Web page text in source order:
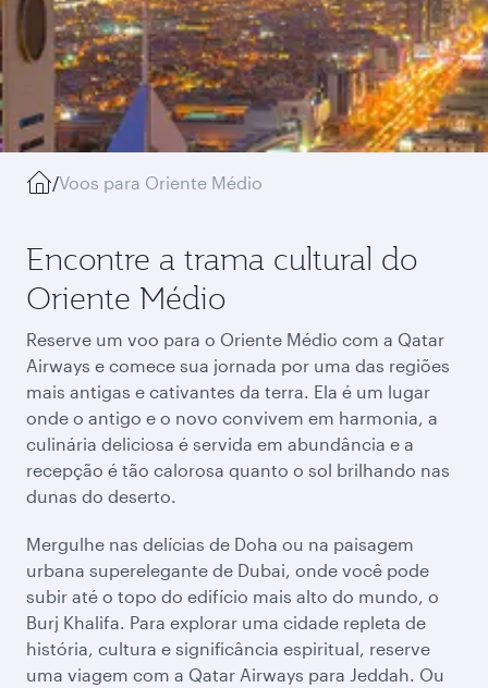
/Voos para Oriente Médio
Encontre a trama cultural do
Oriente Médio
Reserve um voo para o Oriente Médio com a Qatar
Airways e comece sua jornada por uma das regiões
mais antigas e cativantes da terra. Ela é um lugar
onde o antigo e o novo convivem em harmonia, a
culinária deliciosa é servida em abundância e a
recepção é tão calorosa quanto o sol brilhando nas
dunas do deserto.
Mergulhe nas delícias de Doha ou na paisagem
urbana superelegante de Dubai, onde você pode
subir até o topo do edifício mais alto do mundo, o
Burj Khalifa. Para explorar uma cidade repleta de
história, cultura e significância espiritual, reserve
uma viagem com a Qatar Airways para Jeddah. Ou